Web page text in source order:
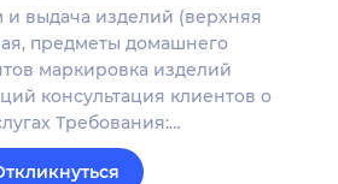
выдача изделий (верхняя
предметы домашнего
маркировка изделий
консультация клиентов о
Требования:…